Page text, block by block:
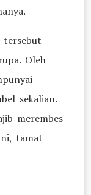
tersebut
Oleh
sekalian.
merembes
tamat